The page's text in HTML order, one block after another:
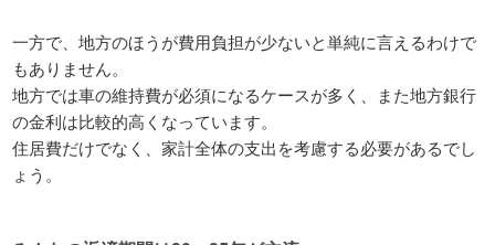
一方で、地方のほうが費用負担が少ないと単純に言えるわけで
もありません。
地方では車の維持費が必須になるケースが多く、また地方銀行
の金利は比較的高くなっています。
住居費だけでなく、家計全体の支出を考慮する必要があるでし
ょう。